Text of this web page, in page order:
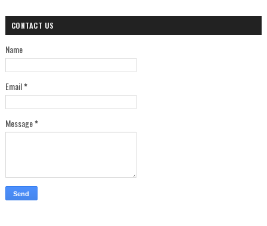
CONTACT US
Name
Email*
Message*